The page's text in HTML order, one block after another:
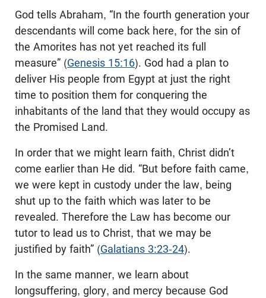
God tells Abraham, “In the fourth generation your
descendants will come back here, for the sin of
the Amorites has not yet reached its full
measure” (Genesis 15:16). God had a plan to
deliver His people from Egypt at just the right
time to position them for conquering the
inhabitants of the land that they would occupy as
the Promised Land.
In order that we might learn faith, Christ didn’t
come earlier than He did. “But before faith came,
we were kept in custody under the law, being
shut up to the faith which was later to be
revealed. Therefore the Law has become our
tutor to lead us to Christ, that we may be
justified by faith” (Galatians 3:23-24).
In the same manner, we learn about
longsuffering, glory, and mercy because God